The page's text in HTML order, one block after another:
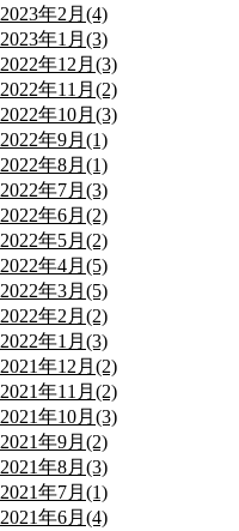
2023年2月(4)
2023年1月(3)
2022年12月(3)
2022年11月(2)
2022年10月(3)
2022年9月(1)
2022年8月(1)
2022年7月(3)
2022年6月(2)
2022年5月(2)
2022年4月(5)
2022年3月(5)
2022年2月(2)
2022年1月(3)
2021年12月(2)
2021年11月(2)
2021年10月(3)
2021年9月(2)
2021年8月(3)
2021年7月(1)
2021年6月(4)